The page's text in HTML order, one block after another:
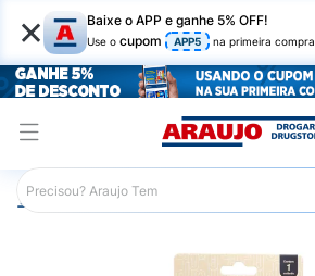
× Baixe o APP e ganhe 5% OFF!
Use o cupom APP5 na primeira compra
Araujo Mercado